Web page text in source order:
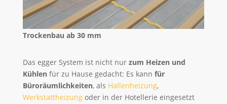
Trockenbau ab 30 mm
Das egger System ist nicht nur zum Heizen und
Kühlen für zu Hause gedacht: Es kann für
Büroräumlichkeiten, als Hallenheizung,
Werkstattheizungoder in der Hotellerie eingesetzt